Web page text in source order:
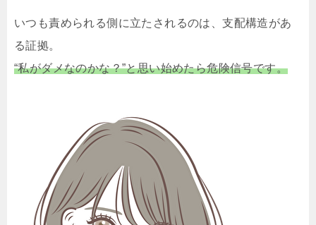
いつも責められる側に立たされるのは、支配構造があ
る証拠。
“私がダメなのかな？”と思い始めたら危険信号です。